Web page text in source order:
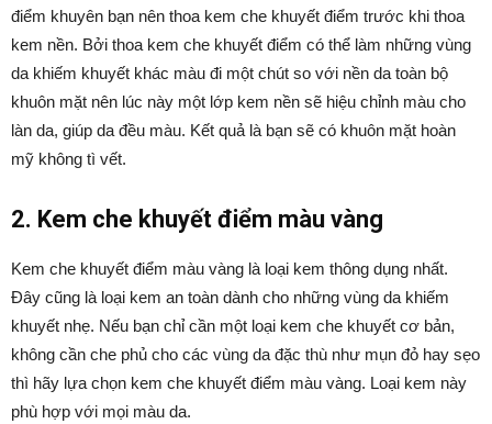
điểm khuyên bạn nên thoa kem che khuyết điểm trước khi thoa
kem nền. Bởi thoa kem che khuyết điểm có thể làm những vùng
da khiếm khuyết khác màu đi một chút so với nền da toàn bộ
khuôn mặt nên lúc này một lớp kem nền sẽ hiệu chỉnh màu cho
làn da, giúp da đều màu. Kết quả là bạn sẽ có khuôn mặt hoàn
mỹ không tì vết.
2. Kem che khuyết điểm màu vàng
Kem che khuyết điểm màu vàng là loại kem thông dụng nhất.
Đây cũng là loại kem an toàn dành cho những vùng da khiếm
khuyết nhẹ. Nếu bạn chỉ cần một loại kem che khuyết cơ bản,
không cần che phủ cho các vùng da đặc thù như mụn đỏ hay sẹo
thì hãy lựa chọn kem che khuyết điểm màu vàng. Loại kem này
phù hợp với mọi màu da.